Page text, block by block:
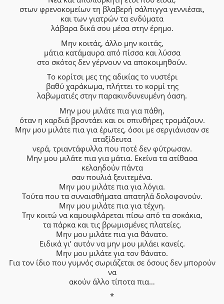
στων φρενοκομείων τη βλαβερή σάλπιγγα γεννιέσαι,
και των γιατρών τα ενδύματα
λάβαρα δικά σου μέσα στην έρημο.
Μην κοιτάς, άλλο μην κοιτάς,
μάτια κατάμαυρα από πίσσα και λύσσα
στο σκότος δεν γέρνουν να αποκοιμηθούν.
Το κορίτσι μες της αδικίας το νυστέρι
βαθύ χαράκωμα, πλήττει το κορμί της
λαβωματιές στην παρακινδυνευμένη όαση.
Μην μου μιλάτε πια για πάθη,
όταν η καρδιά βροντάει και οι σπινθήρες τρομάζουν.
Μην μου μιλάτε πια για έρωτες, όσοι με σεργιάνισαν σε
αταξίδευτα
νερά, τριαντάφυλλα που ποτέ δεν φύτρωσαν.
Μην μου μιλάτε πια για μάτια. Εκείνα τα ατίθασα
κελαηδούν πάντα
σαν πουλιά ξενιτεμένα.
Μην μου μιλάτε πια για λόγια.
Τούτα που τα συναισθήματα απατηλά δολοφονούν.
Μην μου μιλάτε πια για τέχνη.
Την κοιτώ να καμουφλάρεται πίσω από τα σοκάκια,
τα πάρκα και τις βρωμισμένες πλατείες.
Μην μου μιλάτε πια για θάνατο.
Ειδικά γι’ αυτόν να μην μου μιλάει κανείς.
Μην μου μιλάτε για τον θάνατο.
Για τον ίδιο που γυμνός σωριάζεται σε όσους δεν μπορούν
να
ακούν άλλο τίποτα πια…
*